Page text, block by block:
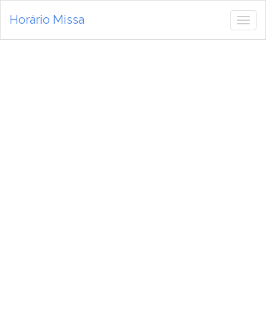
de
Horário Missa